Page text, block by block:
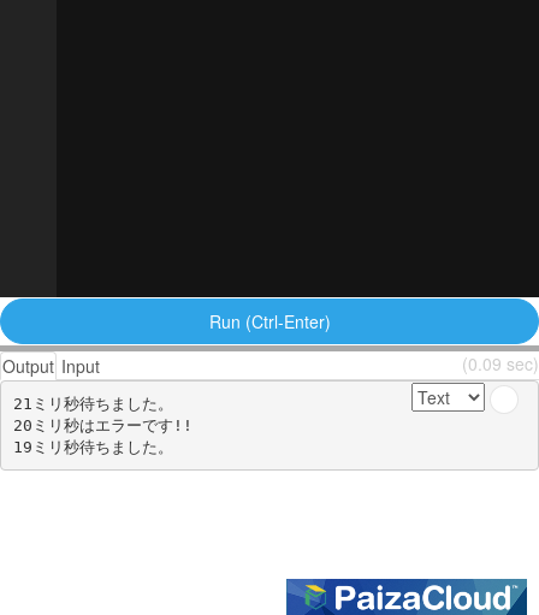
Run (Ctrl-Enter)
Output Input (0.09 sec)
21ミリ秒待ちました。
20ミリ秒はエラーです!!